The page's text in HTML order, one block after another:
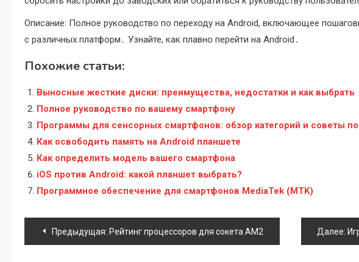
Описание: Полное руководство по переходу на Android, включающее
с различных платформ․ Узнайте, как плавно перейти на Android․
Похожие статьи:
Выносные жесткие диски: преимущества, недостатки и как выбрать
Полное руководство по вашему смартфону
Программы для сенсорных смартфонов: обзор категорий и советы
Как освободить память на Android планшете
Как определить модель вашего смартфона
iOS против Android: какой планшет выбрать?
Программное обеспечение для смартфонов MediaTek (MTK)
Навигация
Предыдущая: Рейтинг процессоров для сокета AM2 Далее: